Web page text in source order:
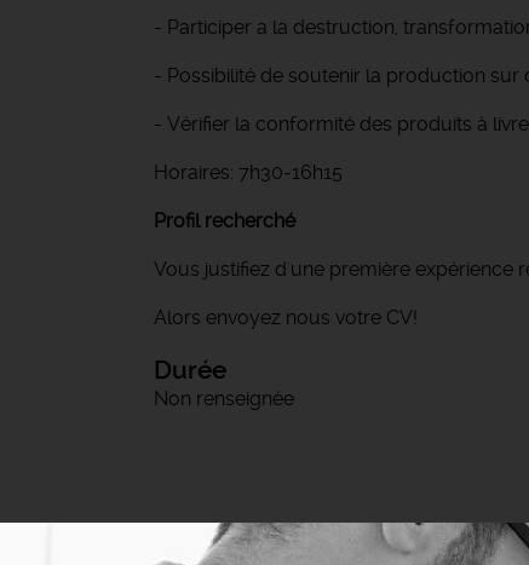
- Participer a la destruction,
- Possibilité de soutenir la production sur
- Vérifier la conformité des produits à
Horaires: 7h30-16h15
Profil recherché
Vous justifiez d'une première expérience
Alors envoyez nous votre CV!
Durée
Non renseignée